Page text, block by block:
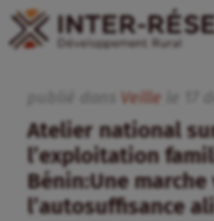
Veille
Atelier national
l’exploitation
Bénin:Une marche
l’autosuffisance